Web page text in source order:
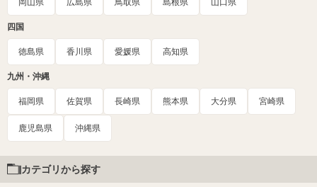
四国
徳島県 香川県 愛媛県 高知県
九州・沖縄
福岡県 佐賀県 長崎県 熊本県 大分県 宮崎県
鹿児島県 沖縄県
カテゴリから探す